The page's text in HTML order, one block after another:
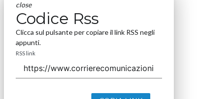
close
Codice Rss
Clicca sul pulsante per copiare il link RSS negli
appunti.
RSS link